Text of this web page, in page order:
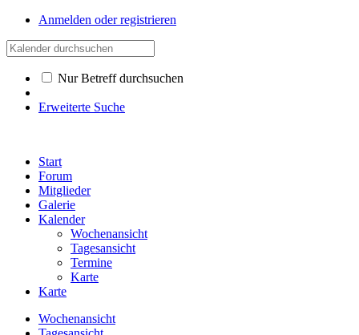
Anmelden oder registrieren
Nur Betreff durchsuchen
Erweiterte Suche
Start
Forum
Mitglieder
Galerie
Kalender
Wochenansicht
Tagesansicht
Termine
Karte
Karte
Wochenansicht